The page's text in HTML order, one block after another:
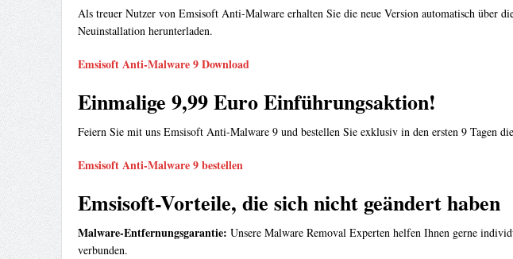
Als treuer Nutzer von Emsisoft Anti-Malware erhalten Sie die neue Version automatisch über
Neuinstallation herunterladen.
Emsisoft Anti-Malware 9 Download
Einmalige 9,99 Euro Einführungsaktion!
Feiern Sie mit uns Emsisoft Anti-Malware 9 und bestellen Sie exklusiv in den ersten 9
Emsisoft Anti-Malware 9 bestellen
Emsisoft-Vorteile, die sich nicht geändert haben
Malware-Entfernungsgarantie: Unsere Malware Removal Experten helfen Ihnen gerne
verbunden.